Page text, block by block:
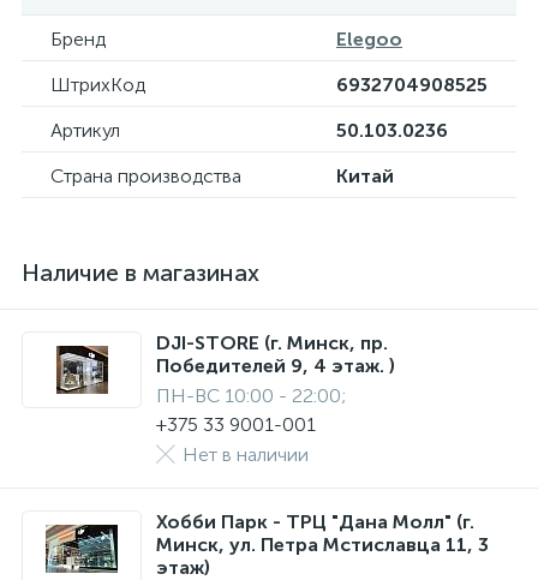
Бренд
Elegoo
ШтрихКод
6932704908525
Артикул
50.103.0236
Страна производства
Китай
Наличие в магазинах
DJI-STORE (г. Минск, пр.
Победителей 9, 4 этаж. )
ПН-ВС 10:00 - 22:00;
+375 33 9001-001
Нет в наличии
Хобби Парк - ТРЦ "Дана Молл" (г.
Минск, ул. Петра Мстиславца 11, 3
этаж)